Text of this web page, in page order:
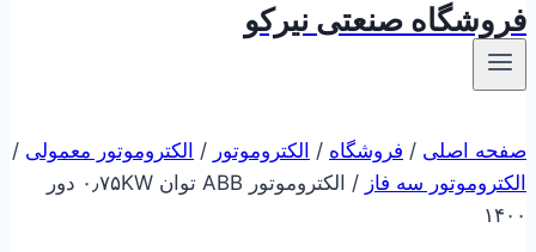
فروشگاه صنعتی نیرکو
صفحه اصلی / فروشگاه / الکتروموتور / الکتروموتور معمولی /
الکتروموتور سه فاز /
الکتروموتور ABB توان ۰٫۷۵KW دور
۱۴۰۰